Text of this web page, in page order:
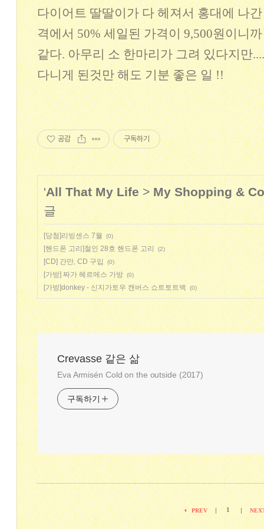
다이어트 딸딸이가 다 헤져서 홍대에 나
격에서 50% 세일된 가격이 9,500원이니
같다. 아무리 소 한마리가 그려 있다지만
다니게 된것만 해도 기분 좋은 일 !!
공감 구독하기
'All That My Life>My Shopping &
글
[당첨]리빙센스 7월 (0)
[핸드폰 고리]철인 28호 핸드폰 고리 (2)
[CD] 간만, CD 구입 (0)
[가방] 짜가 헤르메스 가방 (0)
[가방]donkey - 신지가토우 캔버스 쇼트토트백 (0)
Crevasse 같은 삶
Eva Armisén Cold on the outside (2017)
구독하기
PREV | 1 |